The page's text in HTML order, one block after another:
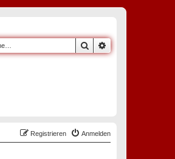
Suche
Anmelden
Registrieren